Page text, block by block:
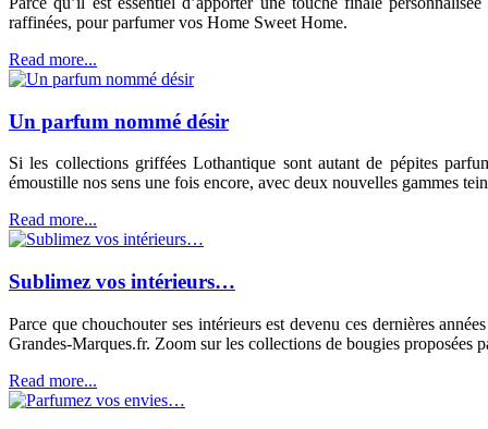
raffinées, pour parfumer vos Home Sweet Home.
Read more...
Un parfum nommé désir
Si les collections griffées Lothantique sont autant de pépites
émoustille nos sens une fois encore, avec deux nouvelles gammes
Read more...
Sublimez vos intérieurs…
Parce que chouchouter ses intérieurs est devenu ces dernières
Grandes-Marques.fr. Zoom sur les collections de bougies proposées
Read more...